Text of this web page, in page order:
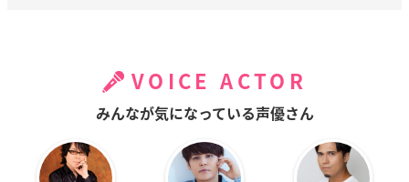
VOICE ACTOR
みんなが気になっている声優さん